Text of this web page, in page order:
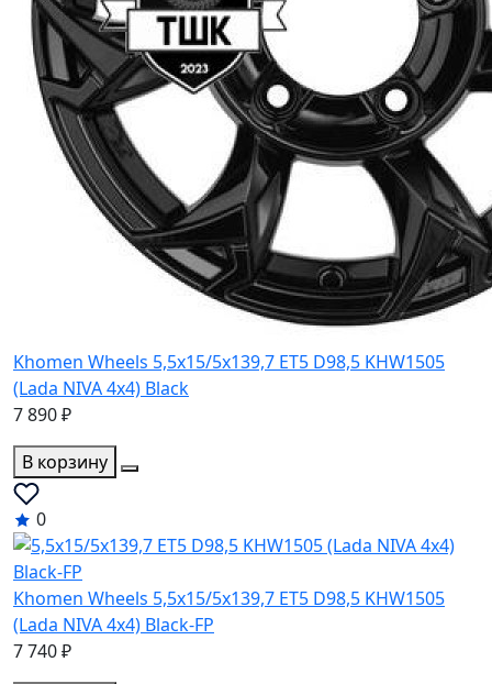
Khomen Wheels 5,5x15/5x139,7 ET5 D98,5 KHW1505
(Lada NIVA 4x4) Black
7 890 ₽
В корзину
0
Khomen Wheels 5,5x15/5x139,7 ET5 D98,5 KHW1505
(Lada NIVA 4x4) Black-FP
7 740 ₽